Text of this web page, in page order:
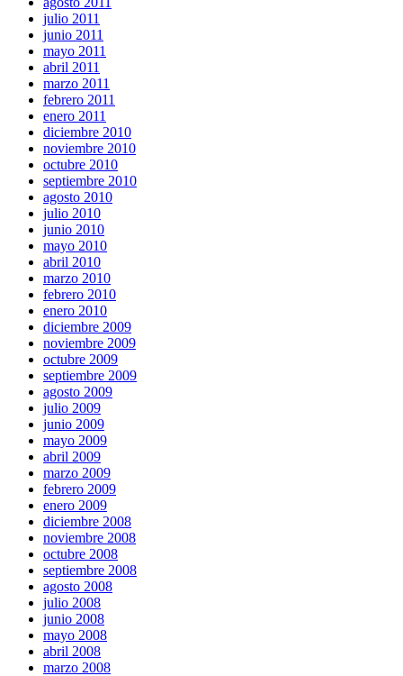
julio 2011
junio 2011
mayo 2011
abril 2011
marzo 2011
febrero 2011
enero 2011
diciembre 2010
noviembre 2010
octubre 2010
septiembre 2010
agosto 2010
julio 2010
junio 2010
mayo 2010
abril 2010
marzo 2010
febrero 2010
enero 2010
diciembre 2009
noviembre 2009
octubre 2009
septiembre 2009
agosto 2009
julio 2009
junio 2009
mayo 2009
abril 2009
marzo 2009
febrero 2009
enero 2009
diciembre 2008
noviembre 2008
octubre 2008
septiembre 2008
agosto 2008
julio 2008
junio 2008
mayo 2008
abril 2008
marzo 2008